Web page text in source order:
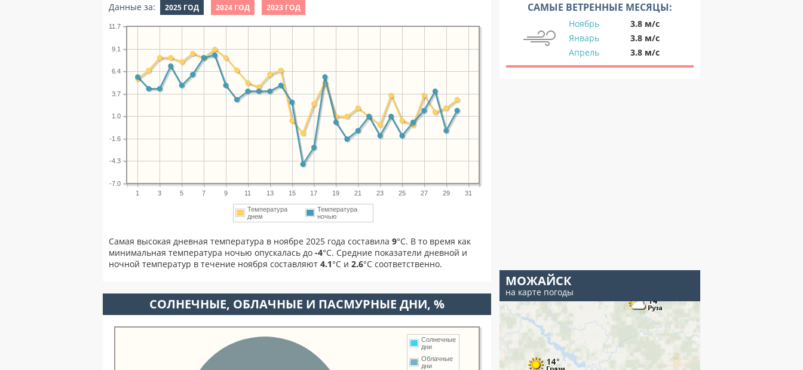
Данные за: 2025 ГОД 2024 ГОД 2023 ГОД
1 3 5 7 9 11 13 15 17 19 21 23 25 27 29 31
-7.0
-4.3
-1.6
1.0
3.7
6.4
9.1
11.7
Температура
днем
Температура
ночью
Самая высокая дневная температура в ноябре 2025 года составила 9°С. В то время как
минимальная температура ночью опускалась до -4°C. Средние показатели дневной и
ночной температур в течение ноября составляют 4.1°С и 2.6°С соответственно.
CОЛНЕЧНЫЕ, ОБЛАЧНЫЕ И ПАСМУРНЫЕ ДНИ, %
Солнечные
дни
Облачные
дни
САМЫЕ ВЕТРЕННЫЕ МЕСЯЦЫ:
Ноябрь
3.8 м/с
Январь
3.8 м/с
Апрель
3.8 м/с
МОЖАЙСК
на карте погоды